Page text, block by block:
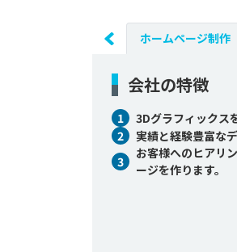
ホームページ制作
会社の特徴
1
3Dグラフィックス
2
実績と経験豊富な
3
お客様へのヒアリ
ージを作ります。